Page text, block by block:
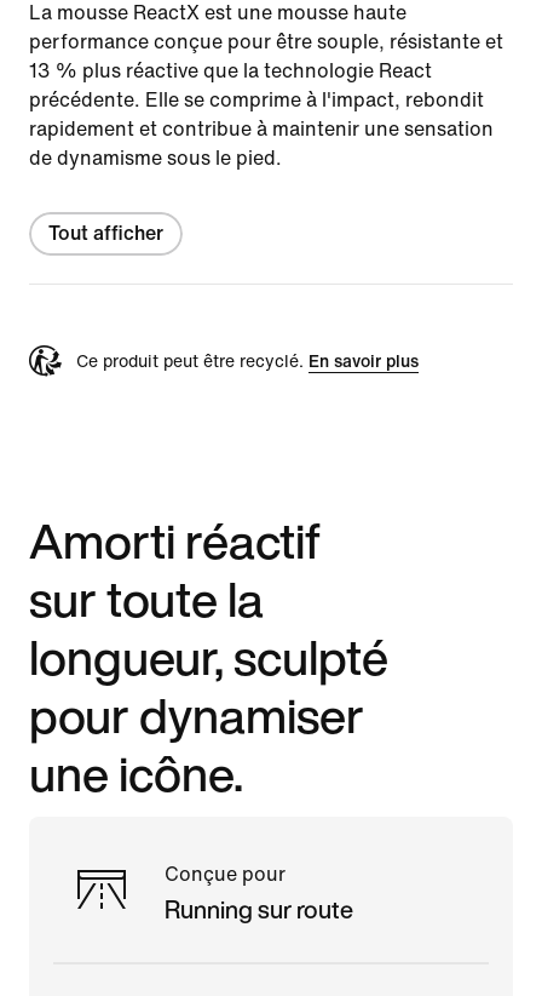
La mousse ReactX est une mousse haute
performance conçue pour être souple, résistante et
13 % plus réactive que la technologie React
précédente. Elle se comprime à l'impact, rebondit
rapidement et contribue à maintenir une sensation
de dynamisme sous le pied.
Tout afficher
Ce produit peut être recyclé. En savoir plus
Amorti réactif
sur toute la
longueur, sculpté
pour dynamiser
une icône.
Conçue pour
Running sur route